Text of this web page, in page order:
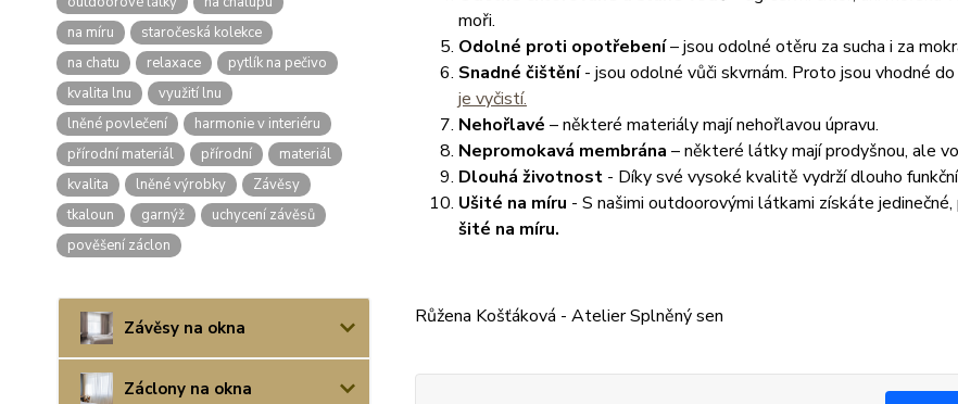
na míru
staročeská kolekce
na chatu
relaxace
pytlík na pečivo
kvalita lnu
využití lnu
lněné povlečení
harmonie v interiéru
přírodní materiál
přírodní
materiál
kvalita
lněné výrobky
Závěsy
tkaloun
garnýž
uchycení závěsů
pověšení záclon
Závěsy na okna
Záclony na okna
moři.
Odolné proti opotřebení– jsou odolné otěru za sucha i za
Snadné čištění- jsou odolné vůči skvrnám. Proto jsou vhodné
je vyčistí.
Nehořlavé – některé materiály mají nehořlavou úpravu.
Nepromokavá membrána – některé látky mají prodyšnou, ale
Dlouhá životnost- Díky své vysoké kvalitě vydrží dlouho
Ušité na míru - S našimi outdoorovými látkami získáte
šité na míru.
Růžena Košťáková - Atelier Splněný sen